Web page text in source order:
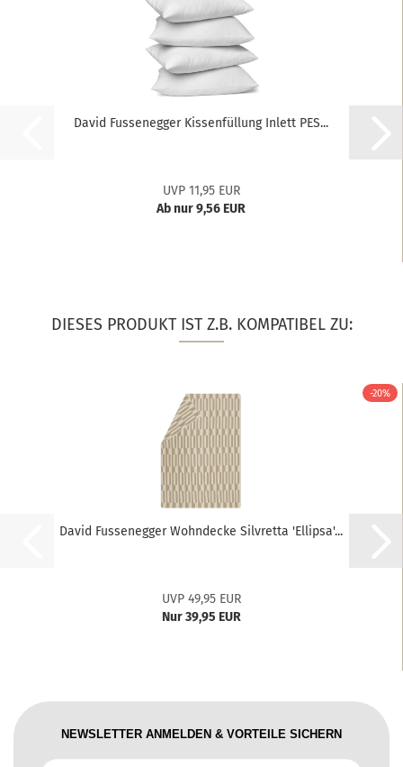
David Fussenegger Kissenfüllung Inlett PES...
UVP 11,95 EUR
Ab nur 9,56 EUR
DIESES PRODUKT IST Z.B. KOMPATIBEL ZU:
-20%
David Fussenegger Wohndecke Silvretta 'Ellipsa'...
UVP 49,95 EUR
Nur 39,95 EUR
NEWSLETTER ANMELDEN & VORTEILE SICHERN